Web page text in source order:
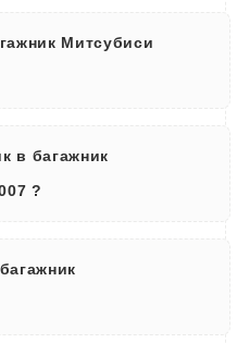
Митсубиси
в багажник
?